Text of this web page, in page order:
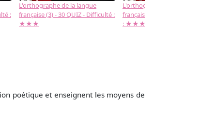
:
L'orthographe de la langue
française (3) - 30 QUIZ - Difficulté :
★★★
L'orthographe de la langue
française (2) -( 20 QUIZ -
: ★★★
poétique et enseignent les moyens de